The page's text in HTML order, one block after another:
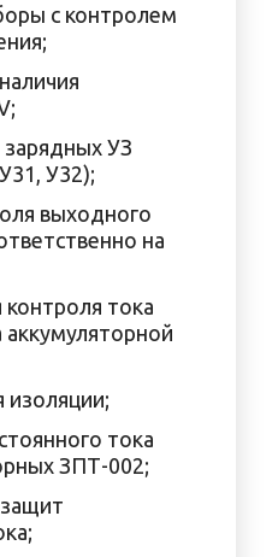
с контролем
зарядных УЗ
У32);
выходного
на
тока
аккумуляторной
изоляции;
тока
ЗПТ-002;